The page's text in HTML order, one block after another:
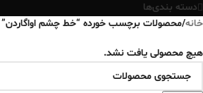
دسته بندی‌ها
خانه/محصولات برچسب خورده “خط چشم اواگاردن”
هیچ محصولی یافت نشد.